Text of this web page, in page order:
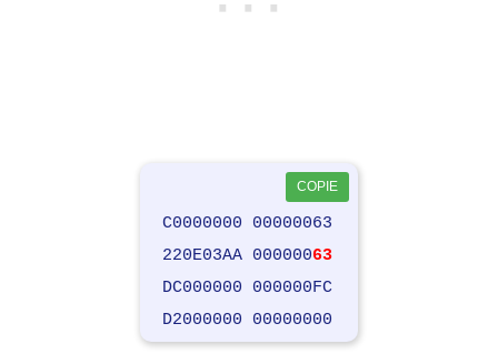
COPIE
C0000000 00000063
220E03AA 00000063
DC000000 000000FC
D2000000 00000000